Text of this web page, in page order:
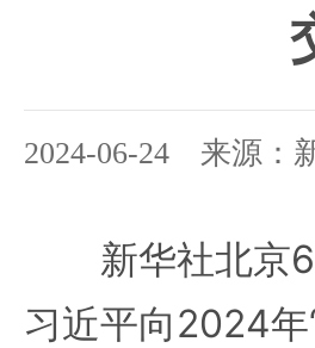
2024-06-24 来源：
新华社北京6
习近平向2024年